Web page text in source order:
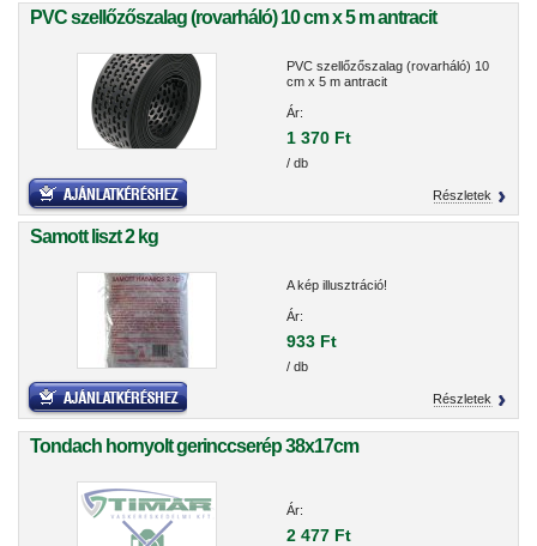
PVC szellőzőszalag (rovarháló) 10 cm x 5 m antracit
PVC szellőzőszalag (rovarháló) 10
cm x 5 m antracit
Ár:
1 370 Ft
/ db
Részletek
Samott liszt 2 kg
A kép illusztráció!
Ár:
933 Ft
/ db
Részletek
Tondach hornyolt gerinccserép 38x17cm
Ár:
2 477 Ft